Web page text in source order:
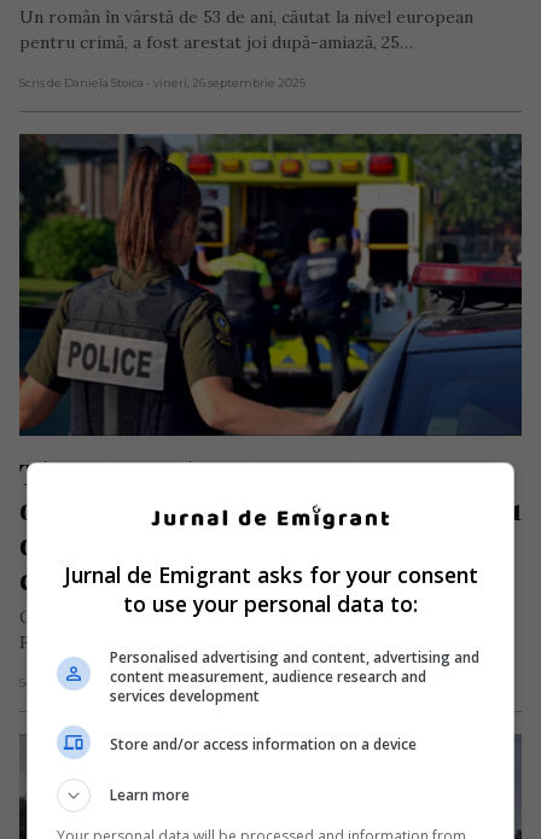
Un român în vârstă de 53 de ani, căutat la nivel european
pentru crimă, a fost arestat joi după-amiază, 25…
Scris de Daniela Stoica - vineri, 26 septembrie 2025
Tânără româncă, acuzată că a
omorât în Franța un pensionar de 81
de ani. Ucis cu mai multe lovituri de
cuțit
O româncă în vârstă de 24 de ani, se află în arest preventiv în
Franța, după moartea unui pensionar de…
Scris de Daniela Stoica- joi, 25 septembrie 2025
Jurnal de Emigrant asks for your consent
to use your personal data to:
Personalised advertising and content, advertising and
content measurement, audience research and
services development
Store and/or access information on a device
Learn more